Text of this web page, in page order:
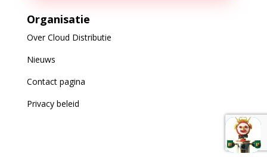
Organisatie
Over Cloud Distributie
Nieuws
Contact pagina
Privacy beleid